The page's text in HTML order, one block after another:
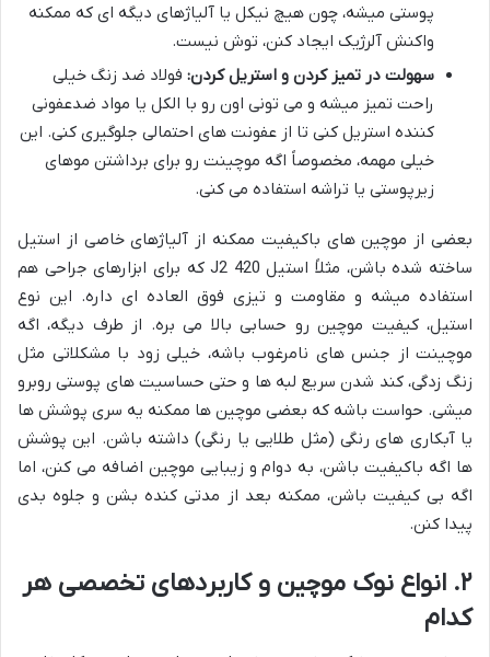
پوستی میشه، چون هیچ نیکل یا آلیاژهای دیگه ای که ممکنه
واکنش آلرژیک ایجاد کنن، توش نیست.
سهولت در تمیز کردن و استریل کردن: فولاد ضد زنگ خیلی
راحت تمیز میشه و می تونی اون رو با الکل یا مواد ضدعفونی
کننده استریل کنی تا از عفونت های احتمالی جلوگیری کنی. این
خیلی مهمه، مخصوصاً اگه موچینت رو برای برداشتن موهای
زیرپوستی یا تراشه استفاده می کنی.
بعضی از موچین های باکیفیت ممکنه از آلیاژهای خاصی از استیل
ساخته شده باشن، مثلاً استیل 420 J2 که برای ابزارهای جراحی هم
استفاده میشه و مقاومت و تیزی فوق العاده ای داره. این نوع
استیل، کیفیت موچین رو حسابی بالا می بره. از طرف دیگه، اگه
موچینت از جنس های نامرغوب باشه، خیلی زود با مشکلاتی مثل
زنگ زدگی، کند شدن سریع لبه ها و حتی حساسیت های پوستی روبرو
میشی. حواست باشه که بعضی موچین ها ممکنه یه سری پوشش ها
یا آبکاری های رنگی (مثل طلایی یا رنگی) داشته باشن. این پوشش
ها اگه باکیفیت باشن، به دوام و زیبایی موچین اضافه می کنن، اما
اگه بی کیفیت باشن، ممکنه بعد از مدتی کنده بشن و جلوه بدی
پیدا کنن.
۲. انواع نوک موچین و کاربردهای تخصصی هر
کدام